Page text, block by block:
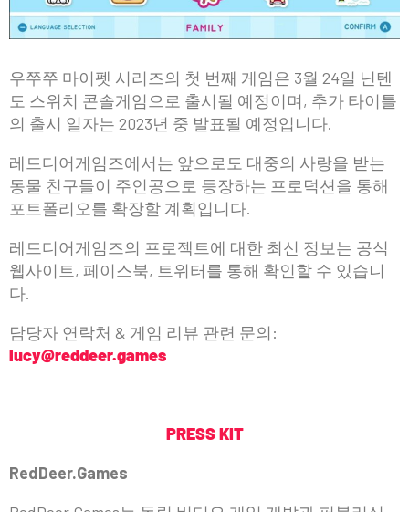
우쭈쭈 마이펫 시리즈의 첫 번째 게임은 3월 24일 닌텐
도 스위치 콘솔게임으로 출시될 예정이며, 추가 타이틀
의 출시 일자는 2023년 중 발표될 예정입니다.
레드디어게임즈에서는 앞으로도 대중의 사랑을 받는
동물 친구들이 주인공으로 등장하는 프로덕션을 통해
포트폴리오를 확장할 계획입니다.
레드디어게임즈의 프로젝트에 대한 최신 정보는 공식
웹사이트, 페이스북, 트위터를 통해 확인할 수 있습니
다.
담당자 연락처 & 게임 리뷰 관련 문의:
lucy@reddeer.games
PRESS KIT
RedDeer.Games